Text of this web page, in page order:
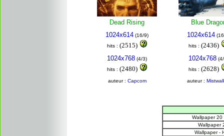
Dead Rising
1024x614 (16/9)
hits : (2515)
1024x768 (4/3)
hits : (2480)
auteur : Capcom
Blue
1024x614
hits : (2436)
1024x768
hits : (2628)
auteur :
Wallpaper 20
Wallpaper
Wallpaper -